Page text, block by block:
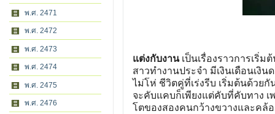
พ.ศ. 2471
พ.ศ. 2472
พ.ศ. 2473
พ.ศ. 2474
พ.ศ. 2475
พ.ศ. 2476
แต่งกับงานเป็นเรื่องราวการเริ่
สาวทำงานประจำ มีเงินเดือนเงิน
ไม่โห่ ชีวิตคู่ที่เร่งรีบ เริ่มต้นด้วย
จะคับแคบก็เพียงแต่คับที่คับทาง เ
โตของสองคนกว้างขวางและคล้อ